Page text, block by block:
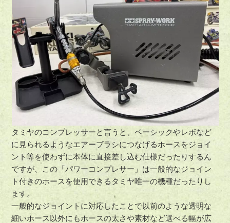
タミヤのコンプレッサーと言うと、ベーシックやレボなど
に見られるようなエアーブラシにつなげるホースをジョイ
ント等を使わずに本体に直接差し込む仕様だったりするん
ですが、この「パワーコンプレサー」は一般的なジョイン
ト付きのホースを使用できるタミヤ唯一の機種だったりし
ます。
一般的なジョイントに対応したことで以前のような透明な
細いホース以外にもホースの太さや素材など選べる幅が広